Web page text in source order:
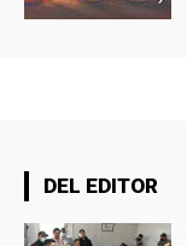
DEL EDITOR